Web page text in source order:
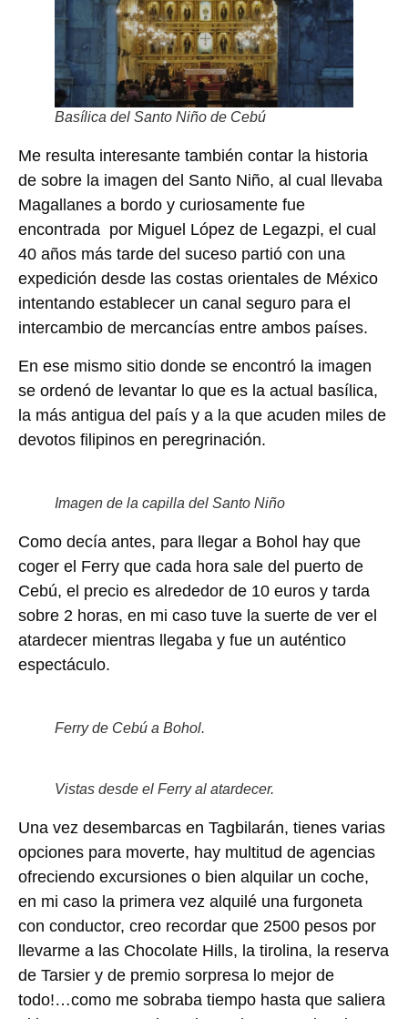
Basílica del Santo Niño de Cebú
Me resulta interesante también contar la historia
de sobre la imagen del Santo Niño, al cual llevaba
Magallanes a bordo y curiosamente fue
encontrada por Miguel López de Legazpi, el cual
40 años más tarde del suceso partió con una
expedición desde las costas orientales de México
intentando establecer un canal seguro para el
intercambio de mercancías entre ambos países.
En ese mismo sitio donde se encontró la imagen
se ordenó de levantar lo que es la actual basílica,
la más antigua del país y a la que acuden miles de
devotos filipinos en peregrinación.
Imagen de la capilla del Santo Niño
Como decía antes, para llegar a Bohol hay que
coger el Ferry que cada hora sale del puerto de
Cebú, el precio es alrededor de 10 euros y tarda
sobre 2 horas, en mi caso tuve la suerte de ver el
atardecer mientras llegaba y fue un auténtico
espectáculo.
Ferry de Cebú a Bohol.
Vistas desde el Ferry al atardecer.
Una vez desembarcas en Tagbilarán, tienes varias
opciones para moverte, hay multitud de agencias
ofreciendo excursiones o bien alquilar un coche,
en mi caso la primera vez alquilé una furgoneta
con conductor, creo recordar que 2500 pesos por
llevarme a las Chocolate Hills, la tirolina, la reserva
de Tarsier y de premio sorpresa lo mejor de
todo!…como me sobraba tiempo hasta que saliera